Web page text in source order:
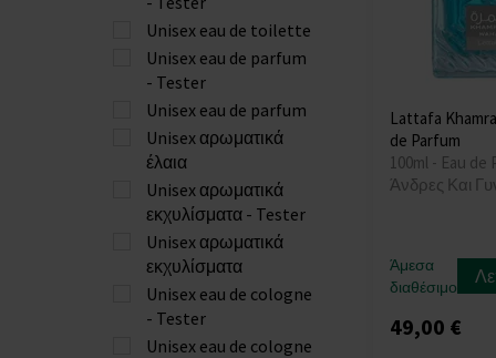
Unisex eau de toilette
Unisex eau de parfum
- Tester
Unisex eau de parfum
Unisex αρωματικά
έλαια
Unisex αρωματικά
εκχυλίσματα - Tester
Unisex αρωματικά
εκχυλίσματα
Unisex eau de cologne
- Tester
Unisex eau de cologne
Lattafa
de Parfum
100ml - Eau de
Άνδρες Και
Άμεσα
διαθέσιμο
49,00 €